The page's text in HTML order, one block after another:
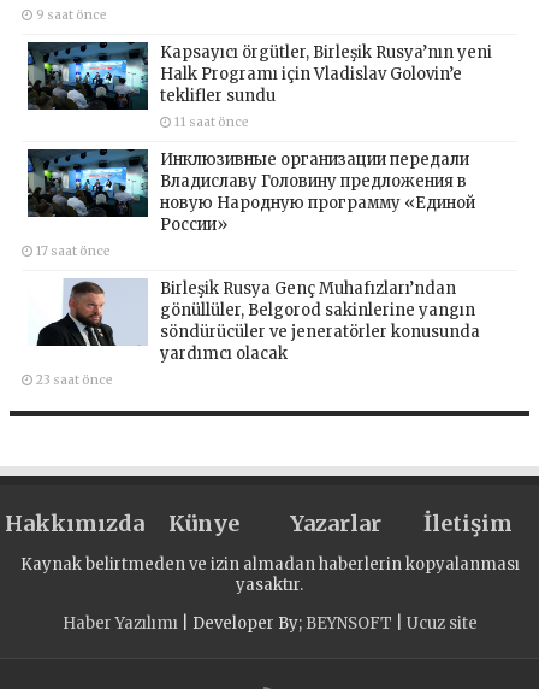
9 saat önce
Kapsayıcı örgütler, Birleşik Rusya’nın yeni
Halk Programı için Vladislav Golovin’e
teklifler sundu
11 saat önce
Инклюзивные организации передали
Владиславу Головину предложения в
новую Народную программу «Единой
России»
17 saat önce
Birleşik Rusya Genç Muhafızları’ndan
gönüllüler, Belgorod sakinlerine yangın
söndürücüler ve jeneratörler konusunda
yardımcı olacak
23 saat önce
Hakkımızda Künye Yazarlar İletişim
Kaynak belirtmeden ve izin almadan haberlerin kopyalanması
yasaktır.
Haber Yazılımı| Developer By; BEYNSOFT Ucuz site